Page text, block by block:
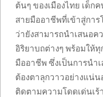
ต้นๆ ของเมืองไทย เด็ก
สายมืออาชีพที่เข้าสู่กา
ว่ายังสามารถนำเสนอ
อิริยาบถต่างๆ พร้อมให้
มืออาชีพ ซึ่งเป็นการนำ
ต้องตาลุกวาวอย่างแน่
ติดตามความโดดเด่นเร้